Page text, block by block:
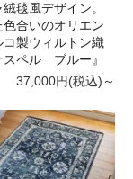
毯風デザイン。
合いのオリエン
コ製ウィルトン織
スペル ブルー』
37,000円(税込)～